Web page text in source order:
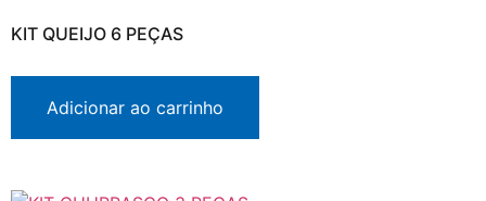
KIT QUEIJO 6 PEÇAS
Adicionar ao carrinho